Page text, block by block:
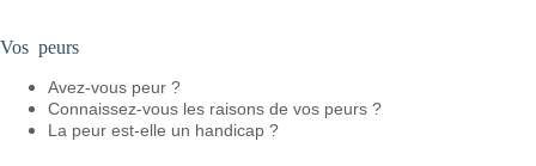
Vos peurs
Avez-vous peur ?
Connaissez-vous les raisons de vos peurs ?
La peur est-elle un handicap ?